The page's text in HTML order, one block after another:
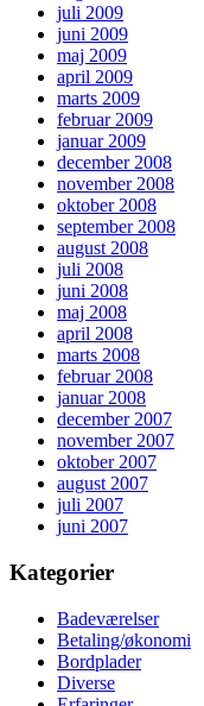
juli 2009
juni 2009
maj 2009
april 2009
marts 2009
februar 2009
januar 2009
december 2008
november 2008
oktober 2008
september 2008
august 2008
juli 2008
juni 2008
maj 2008
april 2008
marts 2008
februar 2008
januar 2008
december 2007
november 2007
oktober 2007
august 2007
juli 2007
juni 2007
Kategorier
Badeværelser
Betaling/økonomi
Bordplader
Diverse